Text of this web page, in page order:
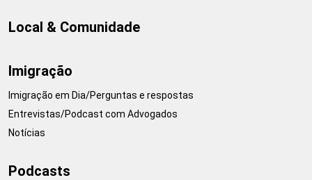
Local & Comunidade
Imigração
Imigração em Dia/Perguntas e respostas
Entrevistas/Podcast com Advogados
Notícias
Podcasts